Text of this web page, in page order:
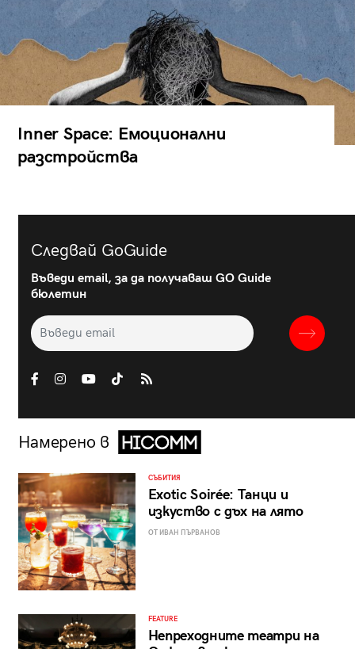
Inner Space: Емоционални
разстройства
Следвай GoGuide
Въведи email, за да получаваш GO Guide
бюлетин
Намерено в
СЪБИТИЯ
Exotic Soirée: Танци и
изкуство с дъх на лято
ОТ ИВАН ПЪРВАНОВ
FEATURE
Непреходните театри на